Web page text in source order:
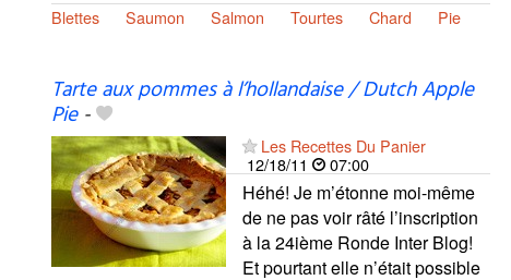
Blettes Saumon Salmon Tourtes Chard Pie
Tarte aux pommes à l’hollandaise / Dutch Apple
Pie-
Les Recettes Du Panier
12/18/11
07:00
Héhé! Je m’étonne moi-même
de ne pas voir râté l’inscription
à la 24ième Ronde Inter Blog!
Et pourtant elle n’était possible